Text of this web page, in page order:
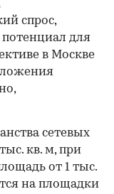
спрос,
для
в Москве
сетевых
кв. м, при
от 1 тыс.
на площадки